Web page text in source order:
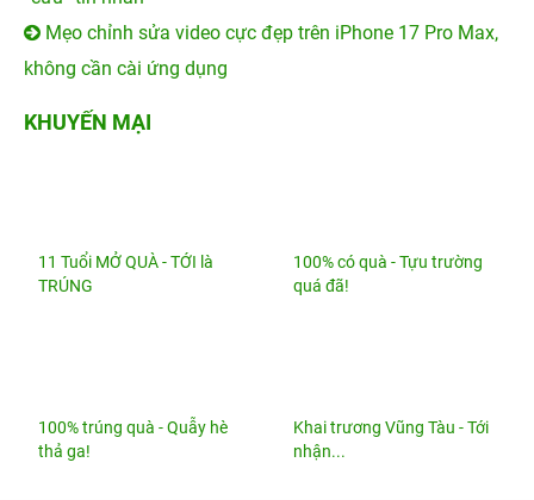
Mẹo chỉnh sửa video cực đẹp trên iPhone 17 Pro Max,
không cần cài ứng dụng
KHUYẾN MẠI
11 Tuổi MỞ QUÀ - TỚI là
TRÚNG
100% có quà - Tựu trường
quá đã!
100% trúng quà - Quẫy hè
thả ga!
Khai trương Vũng Tàu - Tới
nhận...